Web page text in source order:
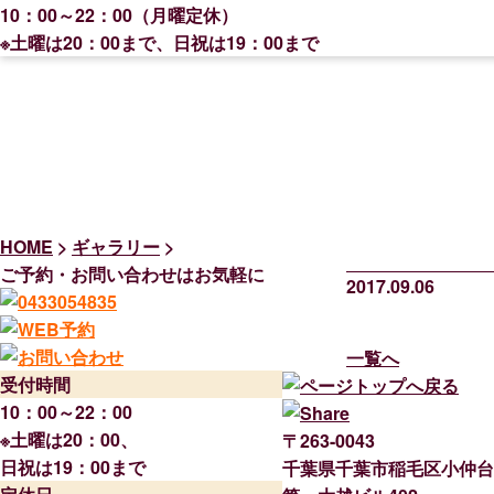
10：00～22：00（月曜定休）
※土曜は20：00まで、日祝は19：00まで
HOME > ギャラリー >
2017.09.06
一覧へ
ご予約・お問い合わせはお気軽に
受付時間
10：00～22：00
※土曜は20：00、
日祝は19：00まで
〒263-0043
千葉県千葉市稲毛区小仲